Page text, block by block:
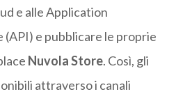
e alle Application
e pubblicare le proprie
Nuvola Store. Così, gli
attraverso i canali